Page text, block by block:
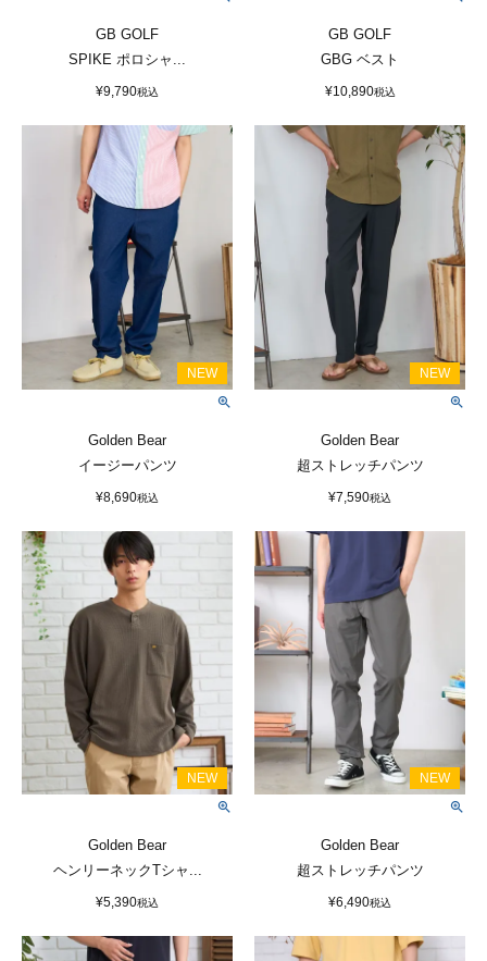
GB GOLF
SPIKE ポロシャ...
¥9,790税込
GB GOLF
GBG ベスト
¥10,890税込
Golden Bear
イージーパンツ
¥8,690税込
Golden Bear
超ストレッチパンツ
¥7,590税込
Golden Bear
ヘンリーネックTシャ...
¥5,390税込
Golden Bear
超ストレッチパンツ
¥6,490税込